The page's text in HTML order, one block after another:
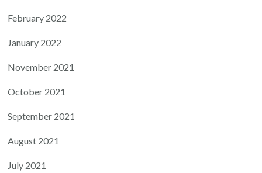
February 2022
January 2022
November 2021
October 2021
September 2021
August 2021
July 2021